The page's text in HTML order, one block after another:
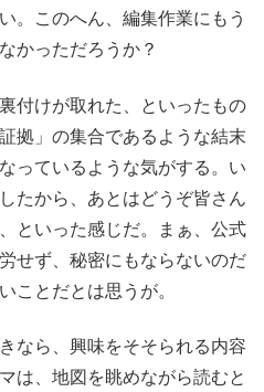
。このへん、編集作業にもう
かっただろうか？
付けが取れた、といったもの
拠」の集合であるような結末
っているような気がする。い
たから、あとはどうぞ皆さん
といった感じだ。まぁ、公式
せず、秘密にもならないのだ
ことだとは思うが。
なら、興味をそそられる内容
は、地図を眺めながら読むと